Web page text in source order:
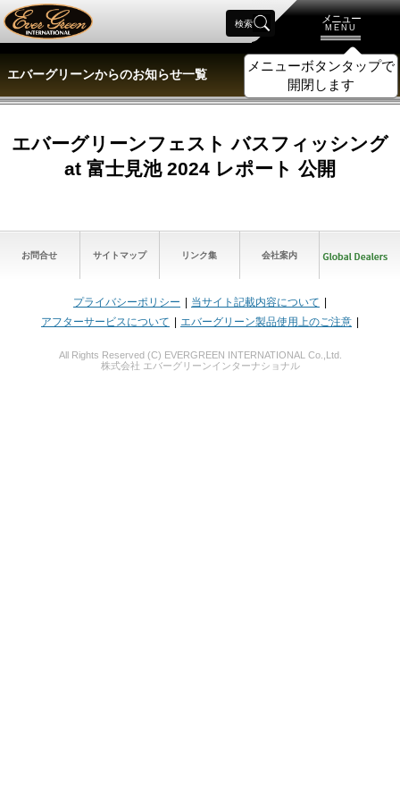
メニュー
MENU
メニューボタンタップで
開閉します
検索
エバーグリーンからのお知らせ一覧
エバーグリーンフェスト バスフィッシング
at 富士見池 2024 レポート 公開
お問合せ サイトマップ リンク集 会社案内
プライバシーポリシー
当サイト記載内容について
アフターサービスについて
エバーグリーン製品使用上のご注意
All Rights Reserved (C) EVERGREEN INTERNATIONAL Co.,Ltd.
株式会社 エバーグリーンインターナショナル